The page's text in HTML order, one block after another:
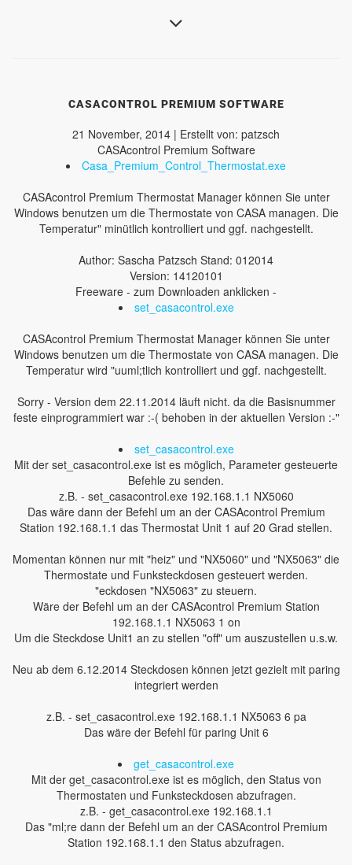
CASACONTROL PREMIUM SOFTWARE
21 November, 2014 | Erstellt von: patzsch
CASAcontrol Premium Software
Casa_Premium_Control_Thermostat.exe
CASAcontrol Premium Thermostat Manager können Sie unter
Windows benutzen um die Thermostate von CASA managen. Die
Temperatur" minütlich kontrolliert und ggf. nachgestellt.
Author: Sascha Patzsch Stand: 012014
Version: 14120101
Freeware - zum Downloaden anklicken -
set_casacontrol.exe
CASAcontrol Premium Thermostat Manager können Sie unter
Windows benutzen um die Thermostate von CASA managen. Die
Temperatur wird "uuml;tlich kontrolliert und ggf. nachgestellt.
Sorry - Version dem 22.11.2014 läuft nicht. da die Basisnummer
feste einprogrammiert war :-( behoben in der aktuellen Version :-"
set_casacontrol.exe
Mit der set_casacontrol.exe ist es möglich, Parameter gesteuerte
Befehle zu senden.
z.B. - set_casacontrol.exe 192.168.1.1 NX5060
Das wäre dann der Befehl um an der CASAcontrol Premium
Station 192.168.1.1 das Thermostat Unit 1 auf 20 Grad stellen.
Momentan können nur mit "heiz" und "NX5060" und "NX5063" die
Thermostate und Funksteckdosen gesteuert werden.
"eckdosen "NX5063" zu steuern.
Wäre der Befehl um an der CASAcontrol Premium Station
192.168.1.1 NX5063 1 on
Um die Steckdose Unit1 an zu stellen "off" um auszustellen u.s.w.
Neu ab dem 6.12.2014 Steckdosen können jetzt gezielt mit paring
integriert werden
z.B. - set_casacontrol.exe 192.168.1.1 NX5063 6 pa
Das wäre der Befehl für paring Unit 6
get_casacontrol.exe
Mit der get_casacontrol.exe ist es möglich, den Status von
Thermostaten und Funksteckdosen abzufragen.
z.B. - get_casacontrol.exe 192.168.1.1
Das "ml;re dann der Befehl um an der CASAcontrol Premium
Station 192.168.1.1 den Status abzufragen.